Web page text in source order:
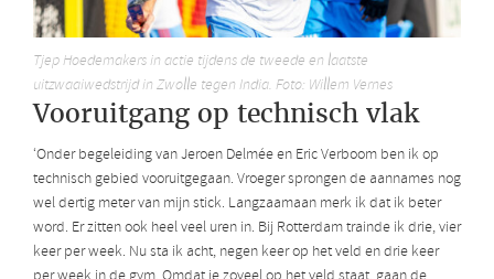
Tjep Hoedemakers in actie tijdens de tweede en laatste
uitzwaaiwedstrijd in Zwolle tegen India. Foto: Willem Vernes
Vooruitgang op technisch vlak
‘Onder begeleiding van Jeroen Delmée en Eric Verboom ben ik op
technisch gebied vooruitgegaan. Vroeger sprongen de aannames nog
wel dertig meter van mijn stick. Langzaamaan merk ik dat ik beter
word. Er zitten ook heel veel uren in. Bij Rotterdam trainde ik drie, vier
keer per week. Nu sta ik acht, negen keer op het veld en drie keer